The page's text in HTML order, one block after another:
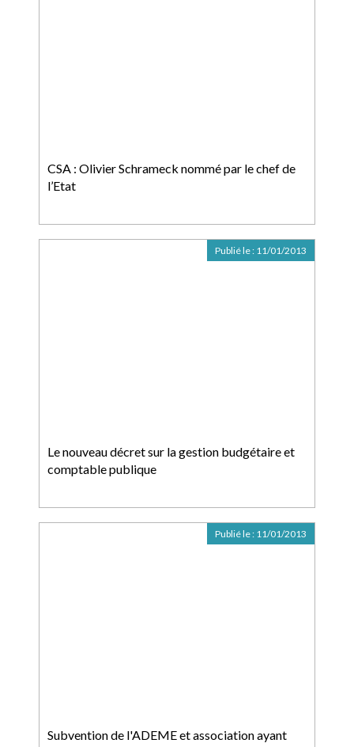
CSA : Olivier Schrameck nommé par le chef de
l’Etat
Le nouveau décret sur la gestion budgétaire et
comptable publique
Publié le : 11/01/2013
Subvention de l'ADEME et association ayant
Publié le : 11/01/2013